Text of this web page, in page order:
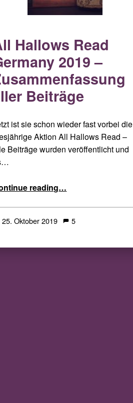
Hallows Read
2019 –
Beiträge
ist sie schon wieder fast vorbei die
Aktion All Hallows Read –
Beiträge wurden veröffentlicht und
reading…
25. Oktober 2019 5